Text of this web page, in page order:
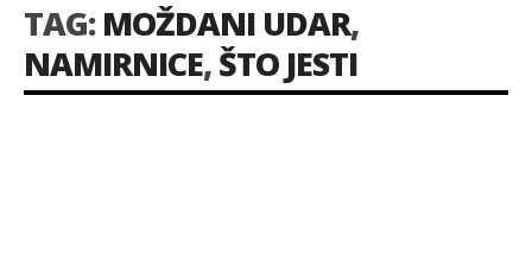
TAG:MOŽDANI UDAR,
NAMIRNICE,ŠTO JESTI